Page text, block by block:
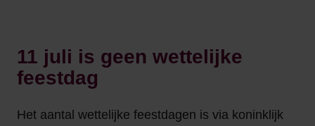
11 juli is geen wettelijke
feestdag
Het aantal wettelijke feestdagen is via koninklijk